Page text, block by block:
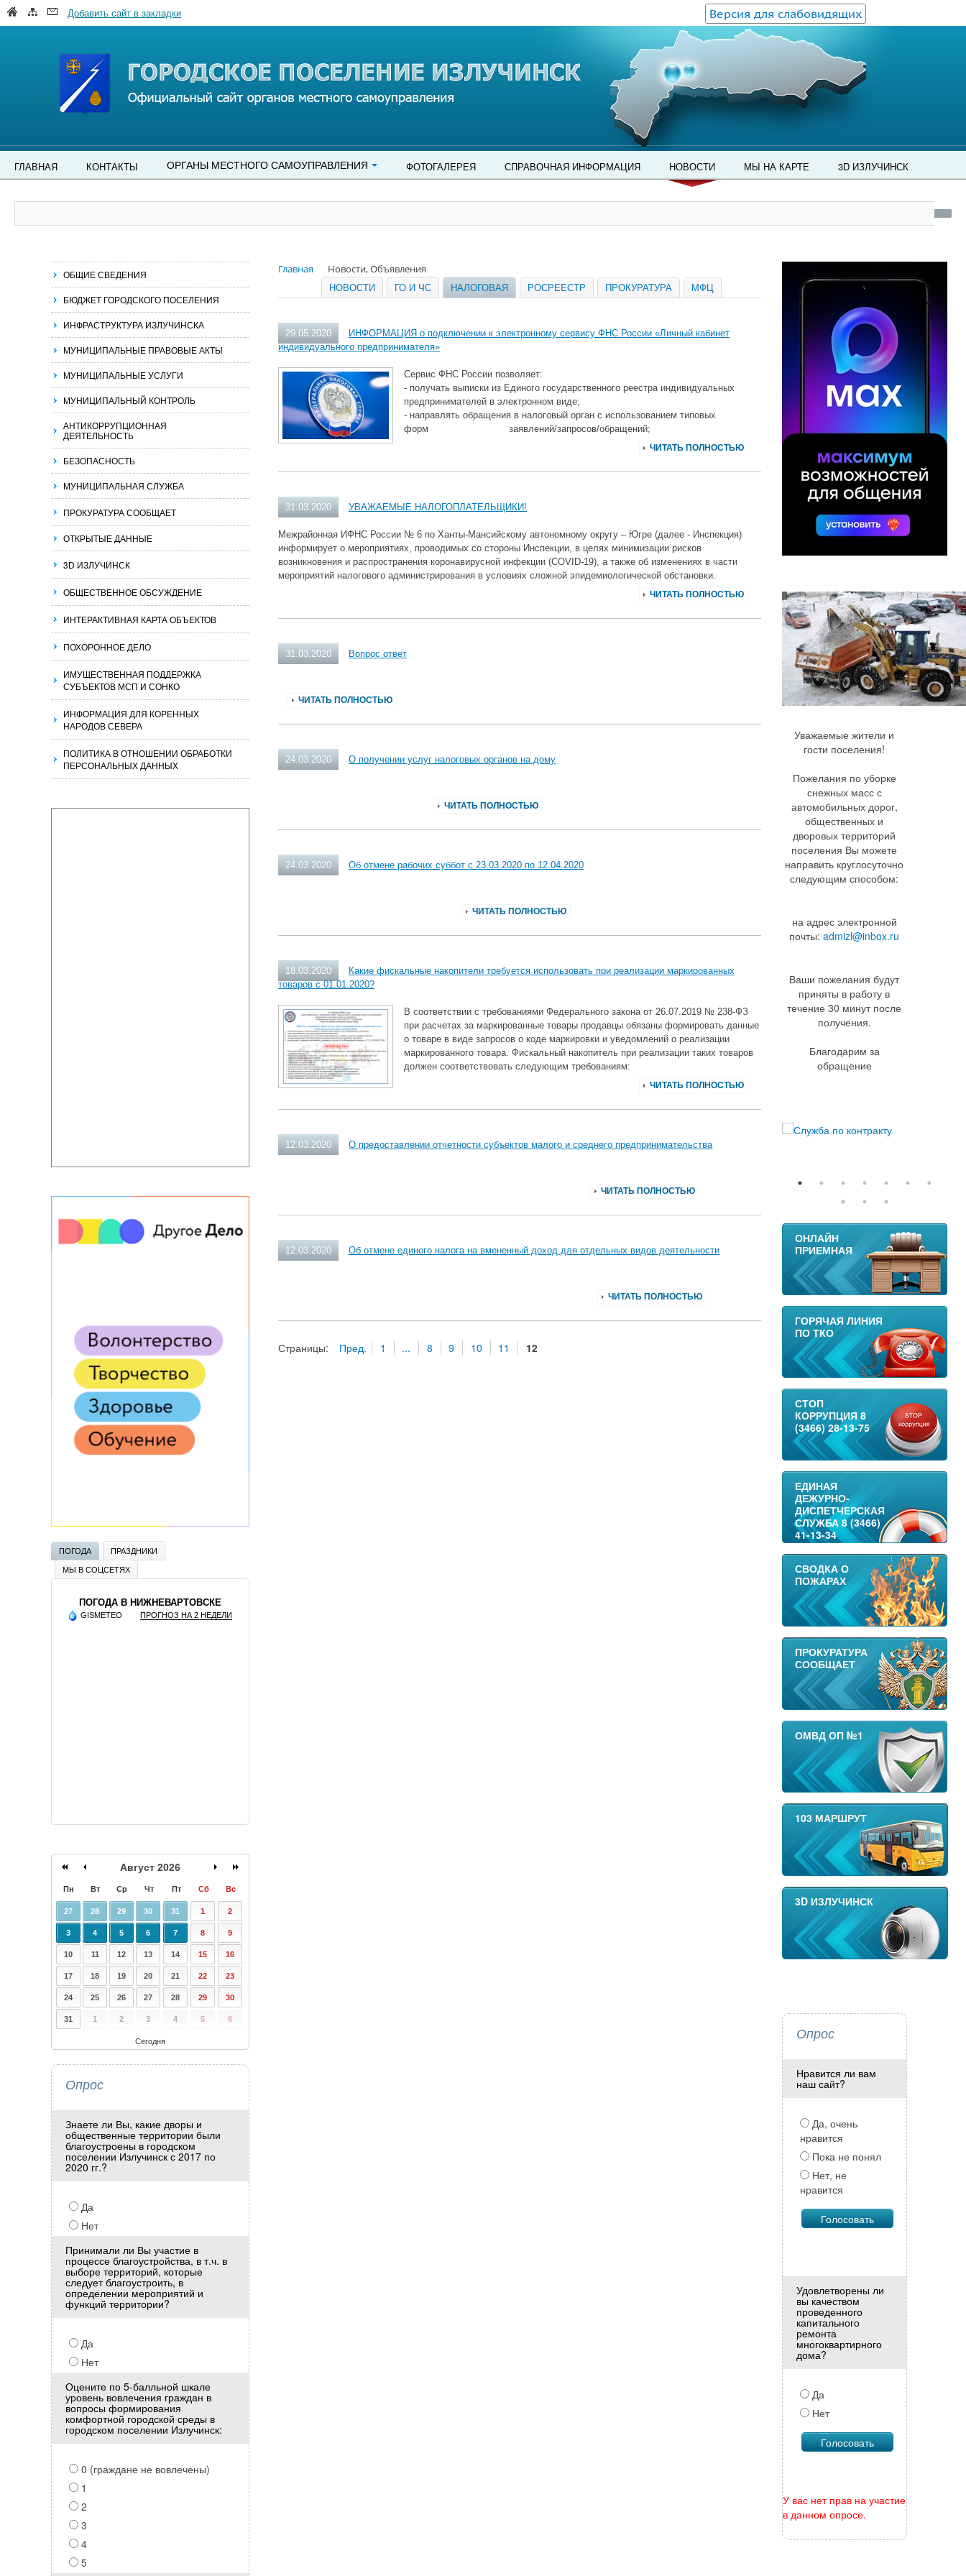
Версия для слабовидящих
Добавить сайт в закладки
ГЛАВНАЯ КОНТАКТЫ ОРГАНЫ МЕСТНОГО САМОУПРАВЛЕНИЯ ФОТОГАЛЕРЕЯ СПРАВОЧНАЯ ИНФОРМАЦИЯ НОВОСТИ МЫ НА КАРТЕ 3D ИЗЛУЧИНСК
Главная Новости, Объявления
НОВОСТИ ГО И ЧС НАЛОГОВАЯ РОСРЕЕСТР ПРОКУРАТУРА МФЦ
29.05.2020
ИНФОРМАЦИЯ о подключении к электронному сервису ФНС России «Личный кабинет
индивидуального предпринимателя»
Сервис ФНС России позволяет:
- получать выписки из Единого государственного реестра индивидуальных
предпринимателей в электронном виде;
- направлять обращения в налоговый орган с использованием типовых
форм заявлений/запросов/обращений;
ЧИТАТЬ ПОЛНОСТЬЮ
31.03.2020 УВАЖАЕМЫЕ НАЛОГОПЛАТЕЛЬЩИКИ!
Межрайонная ИФНС России № 6 по Ханты-Мансийскому автономному округу – Югре (далее - Инспекция)
информирует о мероприятиях, проводимых со стороны Инспекции, в целях минимизации рисков
возникновения и распространения коронавирусной инфекции (COVID-19), а также об изменениях в части
мероприятий налогового администрирования в условиях сложной эпидемиологической обстановки.
ЧИТАТЬ ПОЛНОСТЬЮ
31.03.2020 Вопрос ответ
ЧИТАТЬ ПОЛНОСТЬЮ
24.03.2020 О получении услуг налоговых органов на дому
ЧИТАТЬ ПОЛНОСТЬЮ
24.03.2020 Об отмене рабочих суббот с 23.03.2020 по 12.04.2020
ЧИТАТЬ ПОЛНОСТЬЮ
18.03.2020
Какие фискальные накопители требуется использовать при реализации маркированных
товаров с 01.01.2020?
В соответствии с требованиями Федерального закона от 26.07.2019 № 238-ФЗ
при расчетах за маркированные товары продавцы обязаны формировать данные
о товаре в виде запросов о коде маркировки и уведомлений о реализации
маркированного товара. Фискальный накопитель при реализации таких товаров
должен соответствовать следующим требованиям:
ЧИТАТЬ ПОЛНОСТЬЮ
12.03.2020 О предоставлении отчетности субъектов малого и среднего предпринимательства
ЧИТАТЬ ПОЛНОСТЬЮ
12.03.2020 Об отмене единого налога на вмененный доход для отдельных видов деятельности
ЧИТАТЬ ПОЛНОСТЬЮ
Страницы: Пред. 1 ... 8 9 10 11 12
ОБЩИЕ СВЕДЕНИЯ
БЮДЖЕТ ГОРОДСКОГО ПОСЕЛЕНИЯ
ИНФРАСТРУКТУРА ИЗЛУЧИНСКА
МУНИЦИПАЛЬНЫЕ ПРАВОВЫЕ АКТЫ
МУНИЦИПАЛЬНЫЕ УСЛУГИ
МУНИЦИПАЛЬНЫЙ КОНТРОЛЬ
АНТИКОРРУПЦИОННАЯ
ДЕЯТЕЛЬНОСТЬ
БЕЗОПАСНОСТЬ
МУНИЦИПАЛЬНАЯ СЛУЖБА
ПРОКУРАТУРА СООБЩАЕТ
ОТКРЫТЫЕ ДАННЫЕ
3D ИЗЛУЧИНСК
ОБЩЕСТВЕННОЕ ОБСУЖДЕНИЕ
ИНТЕРАКТИВНАЯ КАРТА ОБЪЕКТОВ
ПОХОРОННОЕ ДЕЛО
ИМУЩЕСТВЕННАЯ ПОДДЕРЖКА
СУБЪЕКТОВ МСП И СОНКО
ИНФОРМАЦИЯ ДЛЯ КОРЕННЫХ
НАРОДОВ СЕВЕРА
ПОЛИТИКА В ОТНОШЕНИИ ОБРАБОТКИ
ПЕРСОНАЛЬНЫХ ДАННЫХ
ПОГОДА
ПРАЗДНИКИ
МЫ В СОЦСЕТЯХ
ПОГОДА В НИЖНЕВАРТОВСКЕ
GISMETEO ПРОГНОЗ НА 2 НЕДЕЛИ
Август 2026
Пн Вт Ср Чт Пт Сб Вс
27 28 29 30 31 1 2
3 4 5 6 7 8 9
10 11 12 13 14 15 16
17 18 19 20 21 22 23
24 25 26 27 28 29 30
31 1 2 3 4 5 6
Сегодня
Опрос
Знаете ли Вы, какие дворы и
общественные территории были
благоустроены в городском
поселении Излучинск с 2017 по
2020 гг.?
Да
Нет
Принимали ли Вы участие в
процессе благоустройства, в т.ч. в
выборе территорий, которые
следует благоустроить, в
определении мероприятий и
функций территории?
Да
Нет
Оцените по 5-балльной шкале
уровень вовлечения граждан в
вопросы формирования
комфортной городской среды в
городском поселении Излучинск:
0 (граждане не вовлечены)
1
2
3
4
5
Уважаемые жители и
гости поселения!
Пожелания по уборке
снежных масс с
автомобильных дорог,
общественных и
дворовых территорий
поселения Вы можете
направить круглосуточно
следующим способом:
на адрес электронной
почты:admizl@inbox.ru
Ваши пожелания будут
приняты в работу в
течение 30 минут после
получения.
Благодарим за
обращение
11
ОНЛАЙН
ПРИЕМНАЯ
ГОРЯЧАЯ ЛИНИЯ
ПО ТКО
СТОП
КОРРУПЦИЯ 8
(3466) 28-13-75
ЕДИНАЯ
ДЕЖУРНО-
ДИСПЕТЧЕРСКАЯ
СЛУЖБА 8 (3466)
41-13-34
СВОДКА О
ПОЖАРАХ
ПРОКУРАТУРА
СООБЩАЕТ
ОМВД ОП №1
103 МАРШРУТ
3D ИЗЛУЧИНСК
Опрос
Нравится ли вам
наш сайт?
Да, очень
нравится
Пока не понял
Нет, не
нравится
Удовлетворены ли
вы качеством
проведенного
капитального
ремонта
многоквартирного
дома?
Да
Нет
У вас нет прав на участие
в данном опросе.